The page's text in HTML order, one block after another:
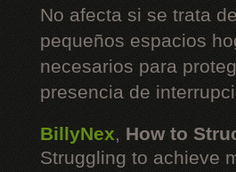
No afecta si se trata
pequeños espacios
necesarios para
presencia de
BillyNex, How to
Struggling to achieve